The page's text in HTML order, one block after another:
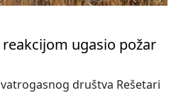
ugasio požar
društva Rešetari